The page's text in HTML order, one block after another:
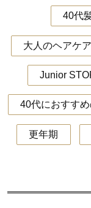
40代
大人のヘアケア
Junior
更年期